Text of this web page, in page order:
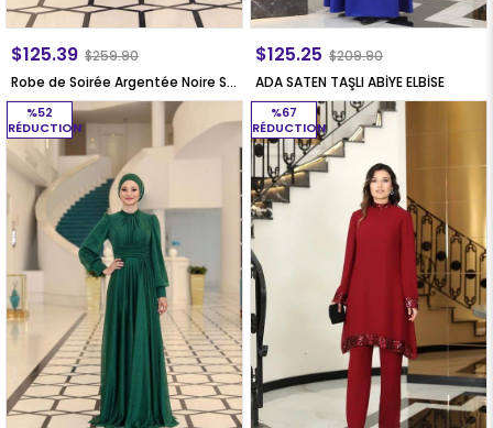
Robe de Soirée Argentée Noire SN76
$125.39 $259.90
ADA SATEN TAŞLI ABİYE ELBİSE
$125.25 $209.90
%52
RÉDUCTION
%67
RÉDUCTION